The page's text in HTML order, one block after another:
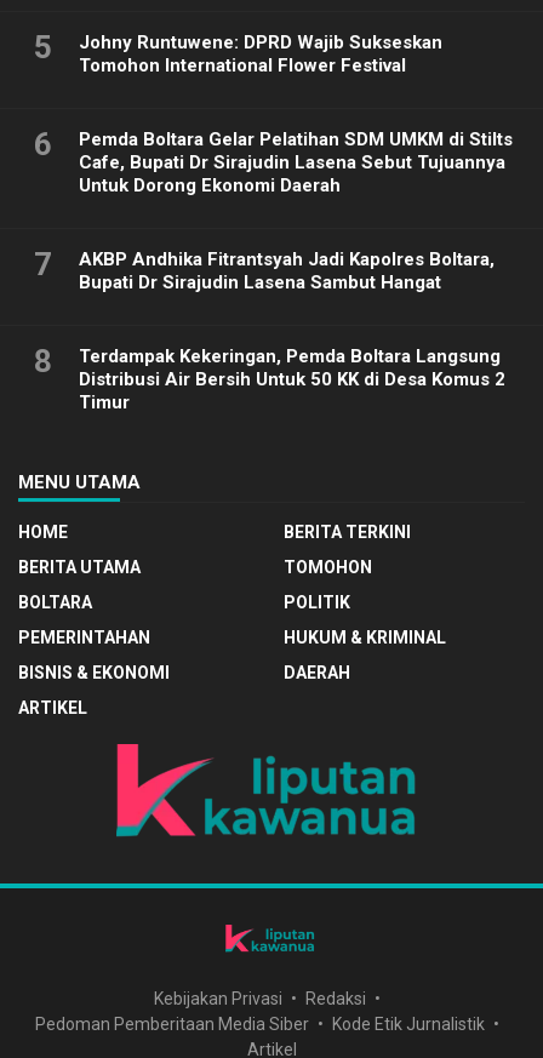
5
Johny Runtuwene: DPRD Wajib Sukseskan
Tomohon International Flower Festival
6
Pemda Boltara Gelar Pelatihan SDM UMKM di Stilts
Cafe, Bupati Dr Sirajudin Lasena Sebut Tujuannya
Untuk Dorong Ekonomi Daerah
7
AKBP Andhika Fitrantsyah Jadi Kapolres Boltara,
Bupati Dr Sirajudin Lasena Sambut Hangat
8
Terdampak Kekeringan, Pemda Boltara Langsung
Distribusi Air Bersih Untuk 50 KK di Desa Komus 2
Timur
MENU UTAMA
HOME
BERITA TERKINI
BERITA UTAMA
TOMOHON
BOLTARA
POLITIK
PEMERINTAHAN
HUKUM & KRIMINAL
BISNIS & EKONOMI
DAERAH
ARTIKEL
Kebijakan Privasi
Redaksi
Pedoman Pemberitaan Media Siber
Kode Etik Jurnalistik
Artikel